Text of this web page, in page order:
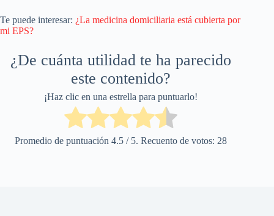
Te puede interesar: ¿La medicina domiciliaria está cubierta por
mi EPS?
¿De cuánta utilidad te ha parecido
este contenido?
¡Haz clic en una estrella para puntuarlo!
Promedio de puntuación 4.5/ 5. Recuento de votos: 28